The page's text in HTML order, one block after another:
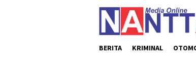
BERITA KRIMINAL